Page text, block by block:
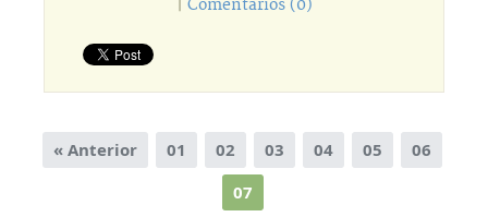
Comentarios (0)
« Anterior 01 02 03 04 05
06
07